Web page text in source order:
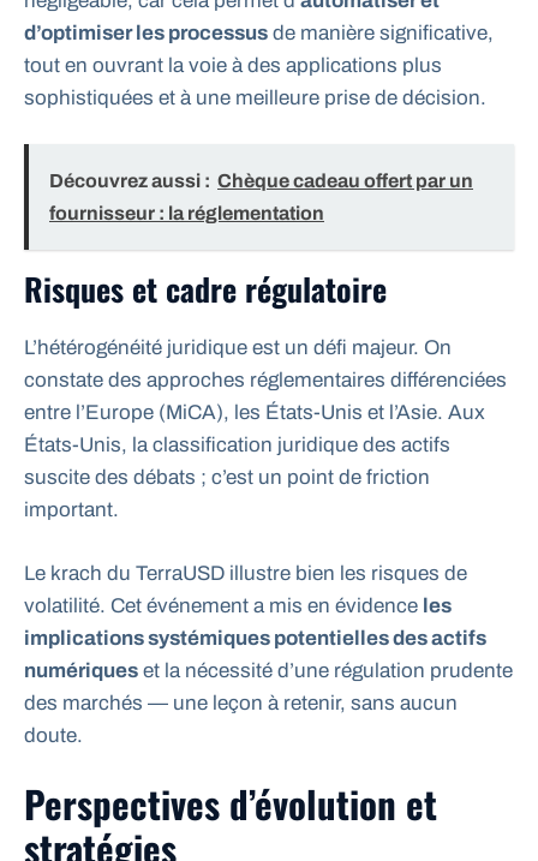
d’optimiser les processus de manière significative,
tout en ouvrant la voie à des applications plus
sophistiquées et à une meilleure prise de décision.
Découvrez aussi : Chèque cadeau offert par un
fournisseur : la réglementation
Risques et cadre régulatoire
L’hétérogénéité juridique est un défi majeur. On
constate des approches réglementaires différenciées
entre l’Europe (MiCA), les États-Unis et l’Asie. Aux
États-Unis, la classification juridique des actifs
suscite des débats ; c’est un point de friction
important.
Le krach du TerraUSD illustre bien les risques de
volatilité. Cet événement a mis en évidence les
implications systémiques potentielles des actifs
numériques et la nécessité d’une régulation prudente
des marchés — une leçon à retenir, sans aucun
doute.
Perspectives d’évolution et
stratégies